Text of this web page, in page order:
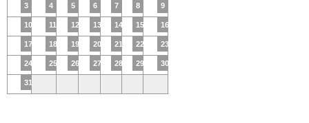
3 4 5 6 7 8 9
10 11 12 13 14 15 16
17 18 19 20 21 22 23
24 25 26 27 28 29 30
31